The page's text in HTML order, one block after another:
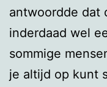
antwoordde dat
inderdaad wel
sommige
je altijd op kunt